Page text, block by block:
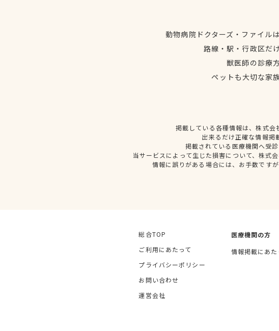
動物病院ドクターズ・ファイル
路線・駅・行政区だ
獣医師の診療
ペットも大切な家
掲載している各種情報は、株式
出来るだけ正確な情報掲
掲載されている医療機関へ受
当サービスによって生じた損害について、株式
情報に誤りがある場合には、お手数です
総合TOP
ご利用にあたって
プライバシーポリシー
お問い合わせ
運営会社
医療機関の方
情報掲載にあた